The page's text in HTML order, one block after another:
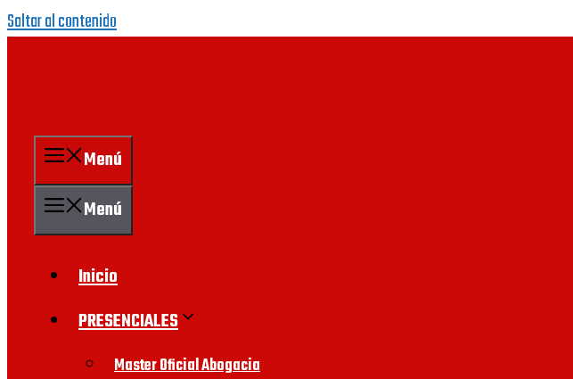
Saltar al contenido
Menú
Menú
Inicio
PRESENCIALES
Master Oficial Abogacia